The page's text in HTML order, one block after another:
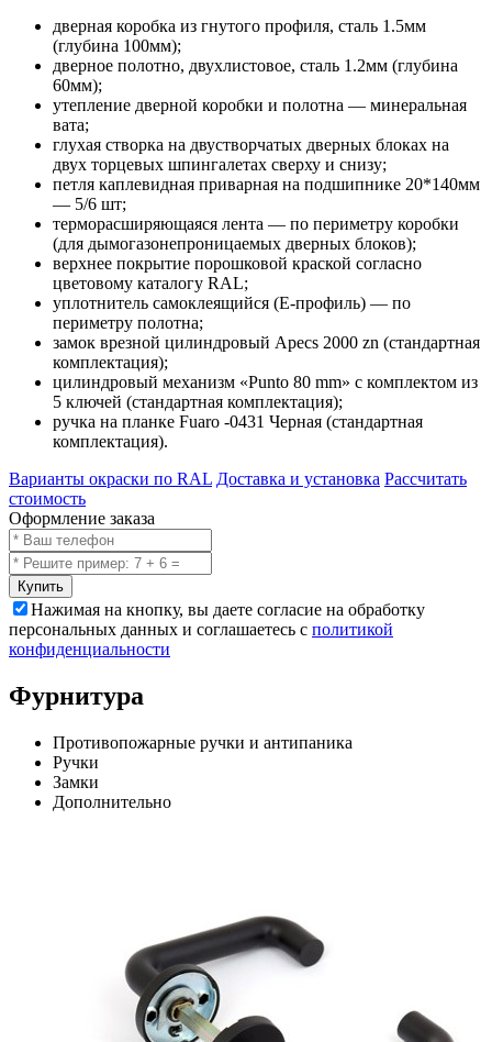
дверная коробка из гнутого профиля, сталь 1.5мм
(глубина 100мм);
дверное полотно, двухлистовое, сталь 1.2мм (глубина
60мм);
утепление дверной коробки и полотна — минеральная
вата;
глухая створка на двустворчатых дверных блоках на
двух торцевых шпингалетах сверху и снизу;
петля каплевидная приварная на подшипнике 20*140мм
— 5/6 шт;
терморасширяющаяся лента — по периметру коробки
(для дымогазонепроницаемых дверных блоков);
верхнее покрытие порошковой краской согласно
цветовому каталогу RAL;
уплотнитель самоклеящийся (E-профиль) — по
периметру полотна;
замок врезной цилиндровый Apecs 2000 zn (стандартная
комплектация);
цилиндровый механизм «Punto 80 mm» с комплектом из
5 ключей (стандартная комплектация);
ручка на планке Fuaro -0431 Черная (стандартная
комплектация).
Варианты окраски по RAL Доставка и установка Рассчитать
стоимость
Оформление заказа
Купить
Нажимая на кнопку, вы даете согласие на обработку
персональных данных и соглашаетесь с политикой
конфиденциальности
Фурнитура
Противопожарные ручки и антипаника
Ручки
Замки
Дополнительно